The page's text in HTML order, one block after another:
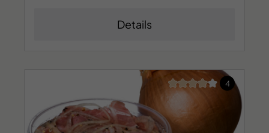
Details
Durchschnittliche
4